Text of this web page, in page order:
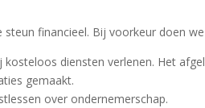
financieel. Bij voorkeur doen
diensten verlenen. Het
gemaakt.
over ondernemerschap.